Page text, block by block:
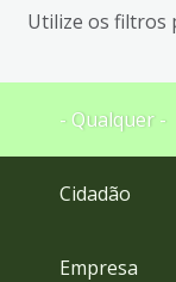
busca
Ir
rodapé
Utilize os filtros
- Qualquer -
Cidadão
Empresa